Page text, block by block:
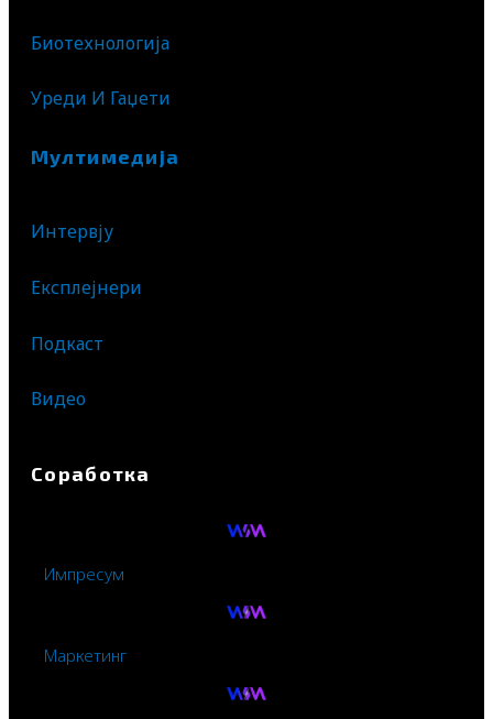
Биотехнологија
Уреди И Гаџети
Мултимедија
Интервју
Експлејнери
Подкаст
Видео
Соработка
Импресум
Маркетинг